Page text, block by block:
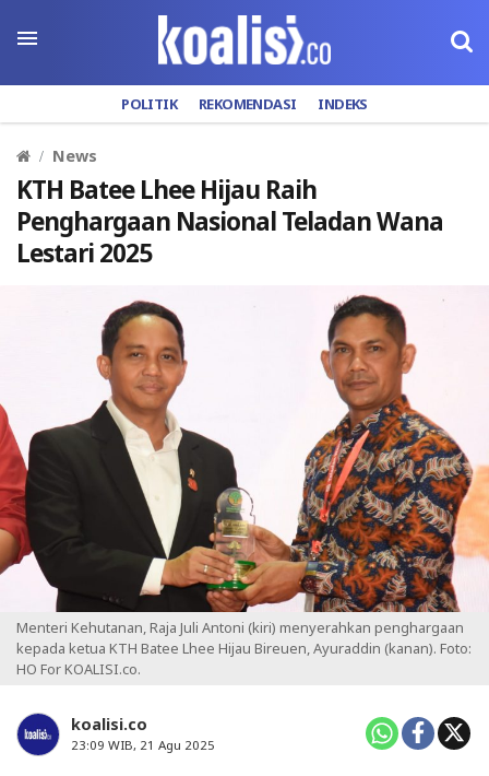
POLITIK REKOMENDASI INDEKS
News
KTH Batee Lhee Hijau Raih
Penghargaan Nasional Teladan Wana
Lestari 2025
Menteri Kehutanan, Raja Juli Antoni (kiri) menyerahkan penghargaan
kepada ketua KTH Batee Lhee Hijau Bireuen, Ayuraddin (kanan). Foto:
HO For KOALISI.co.
koalisi.co
23:09 WIB, 21 Agu 2025